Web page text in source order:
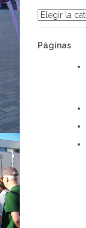
Categorías
Páginas